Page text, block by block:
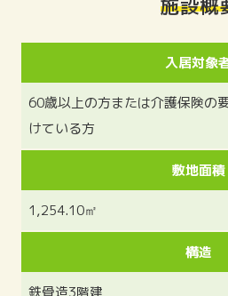
施設概
入居対象
60歳以上の方または介護保険の
けている方
敷地面積
1,254.10㎡
構造